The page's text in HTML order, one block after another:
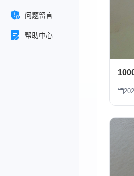
问题留言
帮助中心